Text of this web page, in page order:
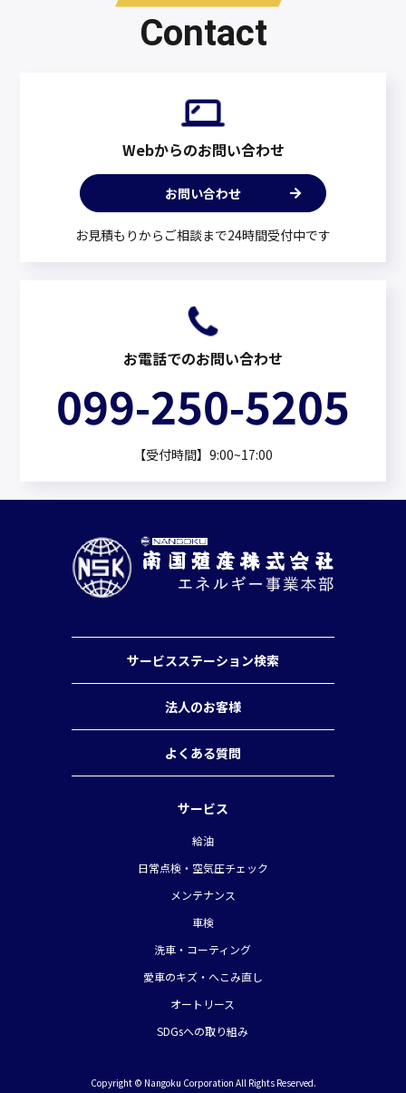
Contact
Webからのお問い合わせ
お問い合わせ
お見積もりからご相談まで24時間受付中です
お電話でのお問い合わせ
099-250-5205
【受付時間】9:00~17:00
サービスステーション検索
法人のお客様
よくある質問
サービス
給油
日常点検・空気圧チェック
メンテナンス
車検
洗車・コーティング
愛車のキズ・へこみ直し
オートリース
SDGsへの取り組み
Copyright © Nangoku Corporation All Rights Reserved.